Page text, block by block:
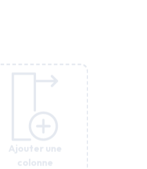
Ajouter une
colonne
Ajouter une
colonne
Ajouter une
colonne
Ajouter une
colonne
Ajouter une
colonne
Ajouter une
colonne
Ajouter une
colonne